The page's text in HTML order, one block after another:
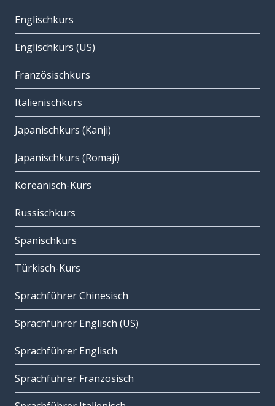
Englischkurs
Englischkurs (US)
Französischkurs
Italienischkurs
Japanischkurs (Kanji)
Japanischkurs (Romaji)
Koreanisch-Kurs
Russischkurs
Spanischkurs
Türkisch-Kurs
Sprachführer Chinesisch
Sprachführer Englisch (US)
Sprachführer Englisch
Sprachführer Französisch